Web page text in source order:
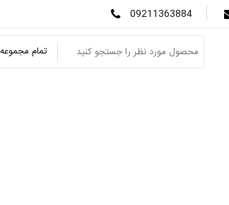
09211363884
تمام